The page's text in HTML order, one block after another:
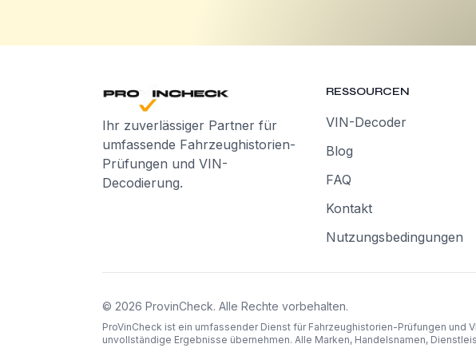
Ihr zuverlässiger Partner für
umfassende Fahrzeughistorien-
Prüfungen und VIN-
Decodierung.
RESSOURCEN
VIN-Decoder
Blog
FAQ
Kontakt
Nutzungsbedingungen
© 2026 ProvinCheck. Alle Rechte vorbehalten.
ProVinCheck ist ein umfassender Dienst für Fahrzeughistorien-Prüfungen
unvollständige Ergebnisse übernehmen. Alle Marken, Handelsnamen,